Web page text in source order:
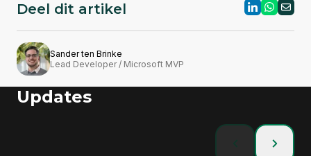
Deel dit artikel
Sander ten Brinke
Lead Developer / Microsoft MVP
Updates